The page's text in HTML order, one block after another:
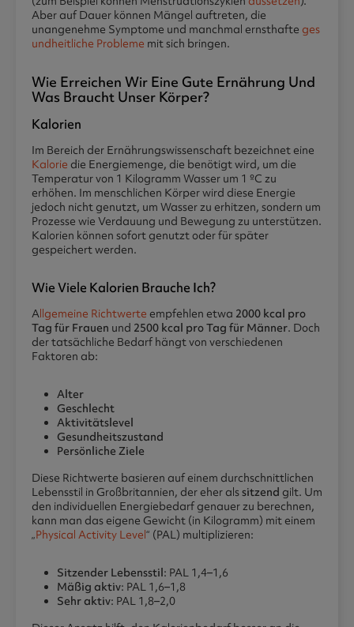
Aber auf Dauer können Mängel auftreten, die
unangenehme Symptome und manchmal ernsthafte ges
undheitliche Probleme mit sich bringen.
Wie Erreichen Wir Eine Gute Ernährung Und
Was Braucht Unser Körper?
Kalorien
Im Bereich der Ernährungswissenschaft bezeichnet eine
Kalorie die Energiemenge, die benötigt wird, um die
Temperatur von 1 Kilogramm Wasser um 1 ºC zu
erhöhen. Im menschlichen Körper wird diese Energie
jedoch nicht genutzt, um Wasser zu erhitzen, sondern um
Prozesse wie Verdauung und Bewegung zu unterstützen.
Kalorien können sofort genutzt oder für später
gespeichert werden.
Wie Viele Kalorien Brauche Ich?
Allgemeine Richtwerte empfehlen etwa 2000 kcal pro
Tag für Frauen und 2500 kcal pro Tag für Männer. Doch
der tatsächliche Bedarf hängt von verschiedenen
Faktoren ab:
Alter
Geschlecht
Aktivitätslevel
Gesundheitszustand
Persönliche Ziele
Diese Richtwerte basieren auf einem durchschnittlichen
Lebensstil in Großbritannien, der eher alssitzend gilt. Um
den individuellen Energiebedarf genauer zu berechnen,
kann man das eigene Gewicht (in Kilogramm) mit einem
„Physical Activity Level“ (PAL) multiplizieren:
Sitzender Lebensstil: PAL 1,4–1,6
Mäßig aktiv: PAL 1,6–1,8
Sehr aktiv: PAL 1,8–2,0